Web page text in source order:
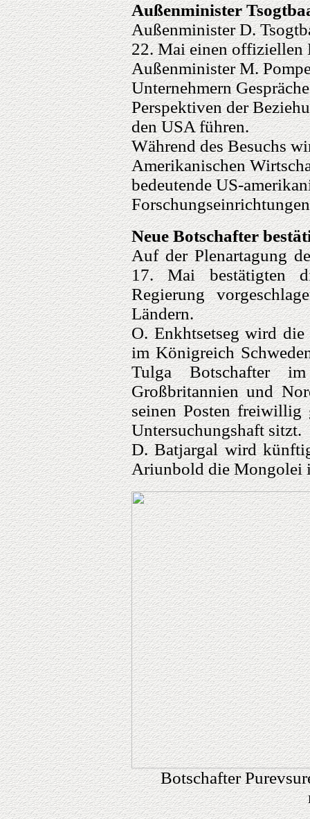
Außenminister
Außenminister D.
22. Mai einen offiziellen
Außenminister M.
Unternehmern
Perspektiven der
den USA führen.
Während des Besuchs
Amerikanischen
bedeutende US-
Neue Botschafter
Auf der Plenartagung
17. Mai bestätigten
Regierung
Ländern.
O. Enkhtsetseg wird
im Königreich
Tulga Botschafter
Großbritannien und
seinen Posten freiwillig
Untersuchungshaft sitzt.
D. Batjargal wird
Ariunbold die Mongolei
Botschafter